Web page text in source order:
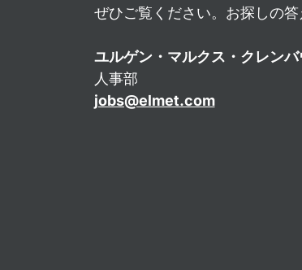
ぜひご覧ください。お探しの答
ユルゲン・マルクス・クレン
人事部
jobs@elmet.com